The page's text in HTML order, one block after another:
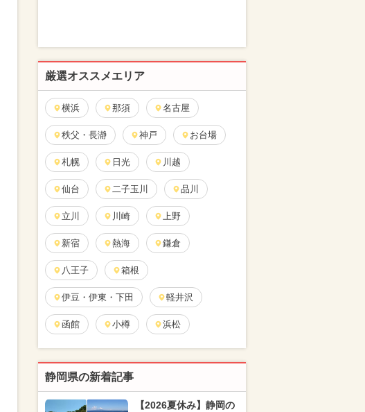
厳選オススメエリア
横浜 那須 名古屋
秩父・長瀞 神戸 お台場
札幌 日光 川越
仙台 二子玉川 品川
立川 川崎 上野
新宿 熱海 鎌倉
八王子 箱根
伊豆・伊東・下田 軽井沢
函館 小樽 浜松
静岡県の新着記事
【2026夏休み】静岡の